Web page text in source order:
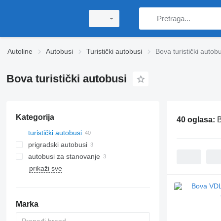
Autoline Autobusi Turistički autobusi Bova turistički
Bova turistički autobusi
Kategorija
turistički autobusi
prigradski autobusi
autobusi za stanovanje
prikaži sve
Marka
40 oglasa: